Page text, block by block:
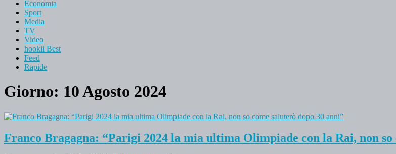
Economia
Sport
Media
TV
Video
hookii Best
Feed
Rapide
Giorno: 10 Agosto 2024
Franco Bragagna: “Parigi 2024 la mia ultima Olimpiade con la Rai, non so